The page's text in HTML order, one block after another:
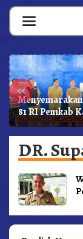
Skip
content
«
81 RI Pemkab
Pertandingan
DR.